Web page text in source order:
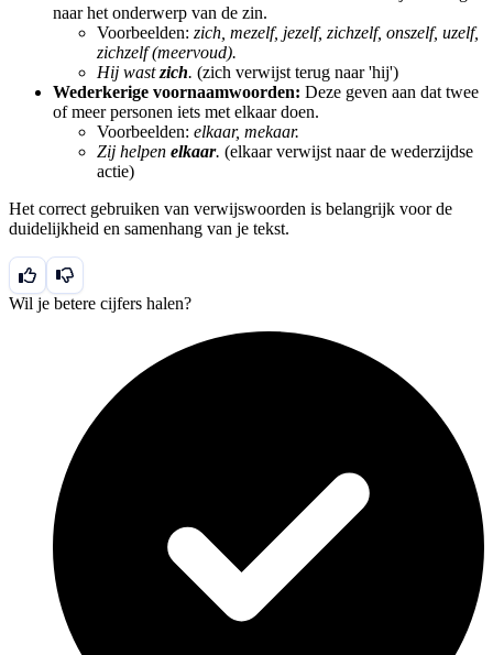
naar het onderwerp van de zin.
Voorbeelden: zich, mezelf, jezelf, zichzelf, onszelf, uzelf,
zichzelf (meervoud).
Hij wastzich. (zich verwijst terug naar 'hij')
Wederkerige voornaamwoorden: Deze geven aan dat twee
of meer personen iets met elkaar doen.
Voorbeelden: elkaar, mekaar.
Zij helpen elkaar. (elkaar verwijst naar de wederzijdse
actie)
Het correct gebruiken van verwijswoorden is belangrijk voor de
duidelijkheid en samenhang van je tekst.
Wil je betere cijfers halen?